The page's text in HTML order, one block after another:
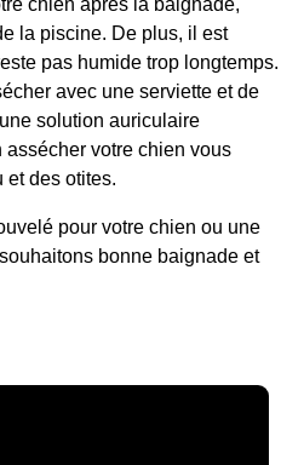
chien après la baignade,
la piscine. De plus, il est
pas humide trop longtemps.
avec une serviette et de
solution auriculaire
votre chien vous
et des otites.
pour votre chien ou une
bonne baignade et